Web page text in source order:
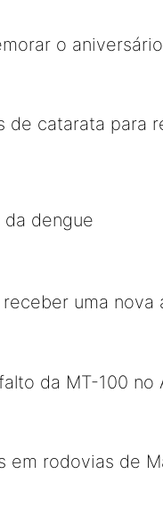
o aniversário
de catarata para
dengue
uma nova
da MT-100 no
em rodovias de